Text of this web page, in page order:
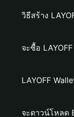
วิธีสร้าง
จะซื้อ LAYOFF
LAYOFF
จะดาวน์โหลด